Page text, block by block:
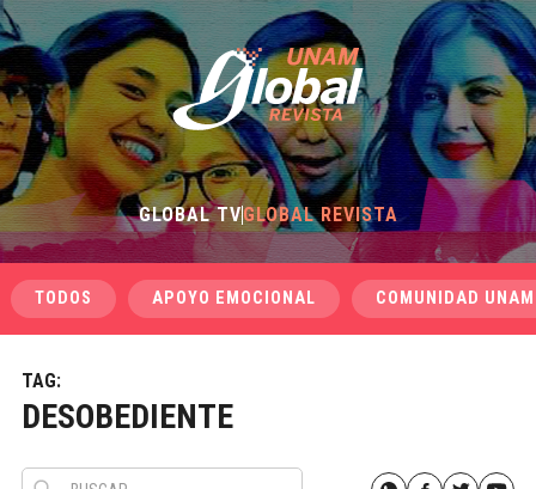
GLOBAL TVGLOBAL REVISTA
TODOS APOYO EMOCIONAL COMUNIDAD UNAM
TAG:
DESOBEDIENTE